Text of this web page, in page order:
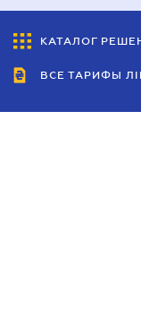
КАТАЛОГ
ВСЕ ТАРИФЫ